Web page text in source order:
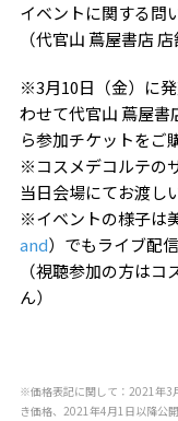
イベントに関する問
（代官山 蔦屋書店
※3月10日（金）に
わせて代官山 蔦屋
ら参加チケットをご
※コスメデコルテの
当日会場にてお渡し
※イベントの様子は
and）でもライブ配
（視聴参加の方は
ん）
※価格表記に関して：2021年3
き価格、2021年4月1日以降公